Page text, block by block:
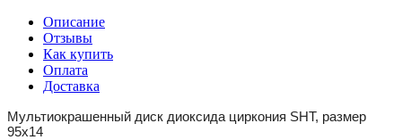
Описание
Отзывы
Как купить
Оплата
Доставка
Мультиокрашенный диск диоксида циркония SHT, размер
95x14